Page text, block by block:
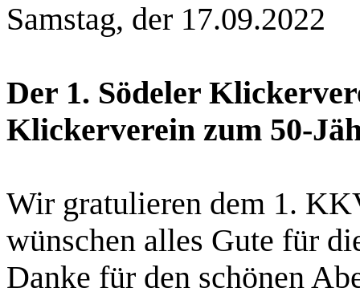
Samstag, der 17.09.2022
Der 1. Södeler
Klickerverein zum 50-
Wir gratulieren dem 1.
wünschen alles Gute für
Danke für den schönen